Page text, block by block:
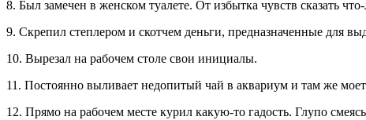
8. Был замечен в женском туалете. От избытка чувств сказать
9. Скрепил степлером и скотчем деньги, предназначенные для
10. Вырезал на рабочем столе свои инициалы.
11. Постоянно выливает недопитый чай в аквариум и там же
12. Прямо на рабочем месте курил какую-то гадость. Глупо